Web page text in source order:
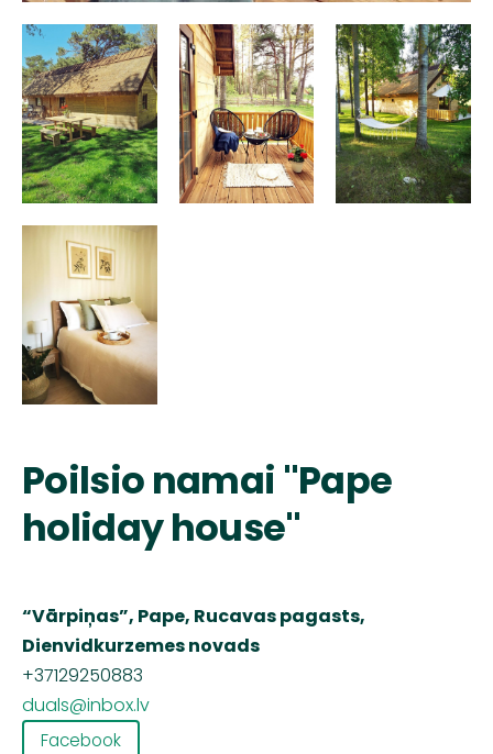
Poilsio namai "Pape
holiday house"
“Vārpiņas”, Pape, Rucavas pagasts,
Dienvidkurzemesnovads
+37129250883
duals@inbox.lv
Facebook